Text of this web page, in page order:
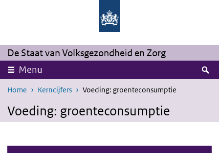
Overslaan en naar de inhoud gaan
De Staat van Volksgezondheid en Zorg
Menu
Home Kerncijfers Voeding: groenteconsumptie
Voeding: groenteconsumptie